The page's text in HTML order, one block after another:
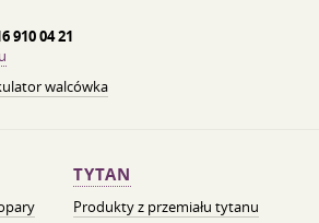
910 04 21
walcówka
TYTAN
Produkty z przemiału tytanu